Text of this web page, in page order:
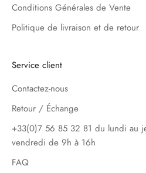
Conditions Générales de Vente
Politique de livraison et de retour
Service client
Contactez-nous
Retour / Échange
+33(0)7 56 85 32 81 du lundi au
vendredi de 9h à 16h
FAQ